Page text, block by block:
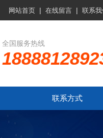
网站首页 | 在线留言 | 联系
全国服务热线
联系方式